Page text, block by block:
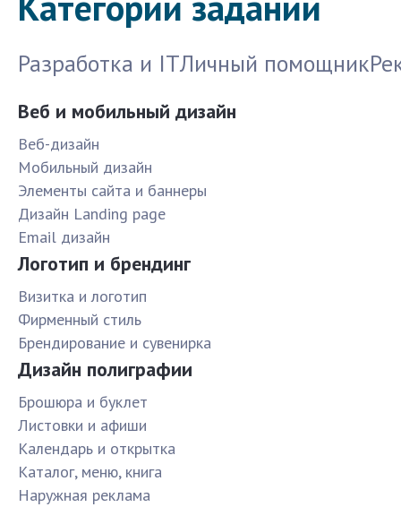
Разработка и ITЛичный помощник
Веб и мобильный дизайн
Веб-дизайн
Мобильный дизайн
Элементы сайта и баннеры
Дизайн Landing page
Email дизайн
Логотип и брендинг
Визитка и логотип
Фирменный стиль
Брендирование и сувенирка
Дизайн полиграфии
Брошюра и буклет
Листовки и афиши
Календарь и открытка
Каталог, меню, книга
Наружная реклама